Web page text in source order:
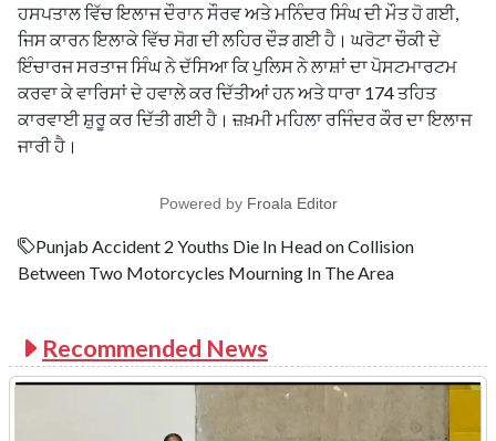
ਹਸਪਤਾਲ ਵਿੱਚ ਇਲਾਜ ਦੌਰਾਨ ਸੌਰਵ ਅਤੇ ਮਨਿੰਦਰ ਸਿੰਘ ਦੀ ਮੌਤ ਹੋ ਗਈ,
ਜਿਸ ਕਾਰਨ ਇਲਾਕੇ ਵਿੱਚ ਸੋਗ ਦੀ ਲਹਿਰ ਦੌੜ ਗਈ ਹੈ। ਘਰੋਟਾ ਚੌਕੀ ਦੇ
ਇੰਚਾਰਜ ਸਰਤਾਜ ਸਿੰਘ ਨੇ ਦੱਸਿਆ ਕਿ ਪੁਲਿਸ ਨੇ ਲਾਸ਼ਾਂ ਦਾ ਪੋਸਟਮਾਰਟਮ
ਕਰਵਾ ਕੇ ਵਾਰਿਸਾਂ ਦੇ ਹਵਾਲੇ ਕਰ ਦਿੱਤੀਆਂ ਹਨ ਅਤੇ ਧਾਰਾ 174 ਤਹਿਤ
ਕਾਰਵਾਈ ਸ਼ੁਰੂ ਕਰ ਦਿੱਤੀ ਗਈ ਹੈ। ਜ਼ਖ਼ਮੀ ਮਹਿਲਾ ਰਜਿੰਦਰ ਕੌਰ ਦਾ ਇਲਾਜ
ਜਾਰੀ ਹੈ।
Powered by Froala Editor
Punjab Accident 2 Youths Die In Head on Collision
Between Two Motorcycles Mourning In The Area
Recommended News